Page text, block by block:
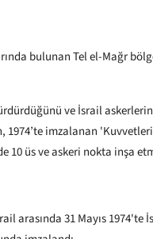
bulunan Tel el-Mağr
ve İsrail
imzalanan
10 üs ve askeri nokta inşa
arasında 31 Mayıs